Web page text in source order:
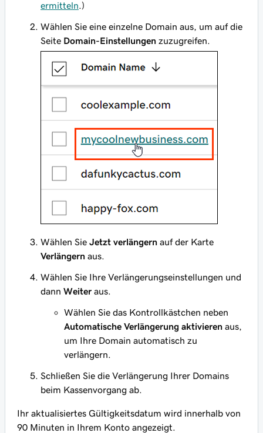
ermitteln .)
Wählen Sie eine einzelne Domain aus, um auf die
Seite Domain-Einstellungen zuzugreifen.
Wählen Sie Jetzt verlängern auf der Karte
Verlängern aus.
Wählen Sie Ihre Verlängerungseinstellungen und
dann Weiter aus.
Wählen Sie das Kontrollkästchen neben
Automatische Verlängerung aktivieren aus,
um Ihre Domain automatisch zu
verlängern.
Schließen Sie die Verlängerung Ihrer Domains
beim Kassenvorgang ab.
Ihr aktualisiertes Gültigkeitsdatum wird innerhalb von
90 Minuten in Ihrem Konto angezeigt.